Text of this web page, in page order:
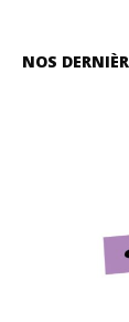
NOS